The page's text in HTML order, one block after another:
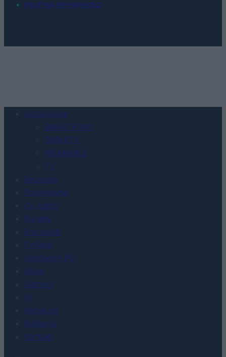
POLITYKA PRYWATNOŚCI
Urządzenia
SMARTFONY
TABLETY
WEARABLE
TV
Recenzje
Porównania
Co kupić
Porady
Promocje
FinTech
Hardware PC
Moto
Gaming
AI
Redakcja
Reklama
Kontakt